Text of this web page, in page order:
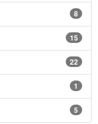
8
15
22
1
5